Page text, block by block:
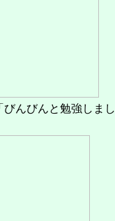
んびんと勉強しまし